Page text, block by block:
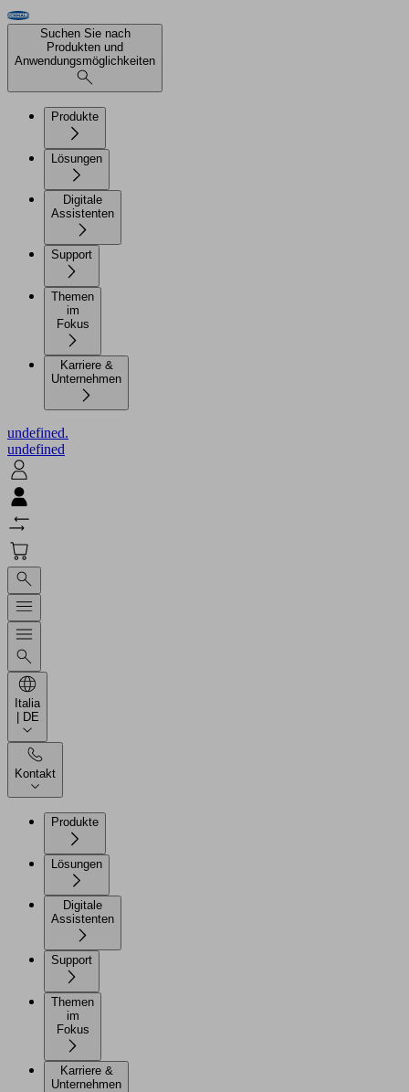
Suchen Sie nach
Produkten und
Anwendungsmöglichkeiten
Produkte
Lösungen
Digitale
Assistenten
Support
Themen
im
Karriere &
Unternehmen
undefined.
undefined
Italia
| DE
Kontakt
Produkte
Lösungen
Digitale
Assistenten
Support
Themen
im
Karriere &
Unternehmen